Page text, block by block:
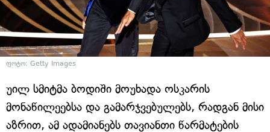
ფოტო: Getty Images
უილ სმიტმა ბოდიში მოუხადა ოსკარის
მონაწილეებსა და გამარჯვებულებს, რადგან მისი
აზრით, ამ ადამიანებს თავიანთი წარმატების